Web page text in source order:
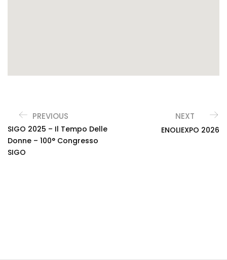
PREVIOUS
SIGO 2025 – Il Tempo Delle
Donne – 100° Congresso
SIGO
NEXT
ENOLIEXPO 2026